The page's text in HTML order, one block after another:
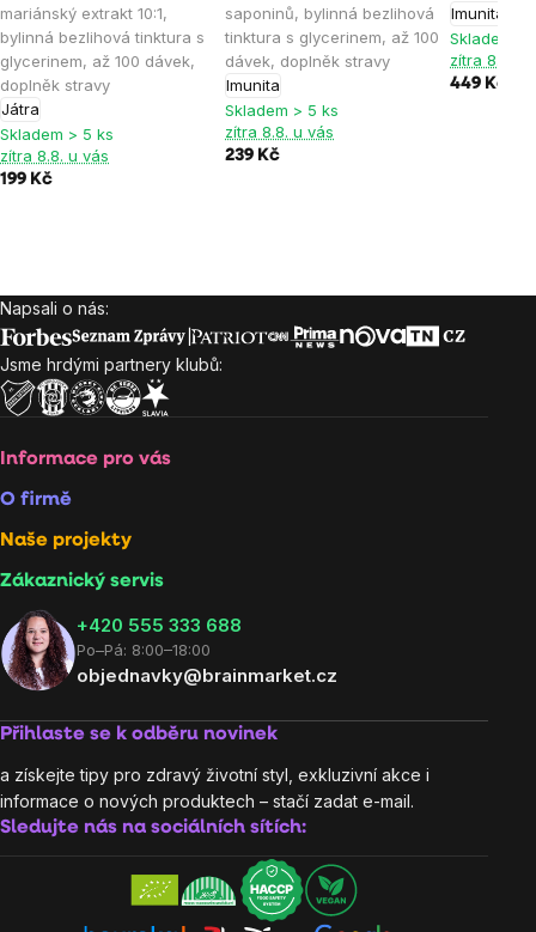
mariánský extrakt 10:1,
bylinná bezlihová tinktura s
glycerinem, až 100 dávek,
doplněk stravy
Játra
Skladem > 5 ks
zítra 8.8. u vás
199 Kč
saponinů, bylinná bezlihová
tinktura s glycerinem, až 100
dávek, doplněk stravy
Imunita
Skladem > 5 ks
zítra 8.8. u vás
239 Kč
Imunita
Skladem >
zítra 8.8. u
449 Kč
Zápatí
Napsali o nás:
Jsme hrdými partnery klubů:
Informace pro vás
O firmě
Naše projekty
Zákaznický servis
‭+420 555 333 688
Po–Pá: 8:00–18:00
objednavky@brainmarket.cz
Přihlaste se k odběru novinek
a získejte tipy pro zdravý životní styl, exkluzivní akce i
informace o nových produktech – stačí zadat e-mail.
Sledujte nás na sociálních sítích: